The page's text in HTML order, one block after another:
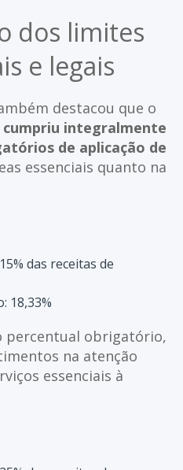
dos limites
e legais
destacou que o
cumpriu integralmente
de aplicação de
essenciais quanto na
15% das receitas de
18,33%
percentual obrigatório,
na atenção
essenciais à